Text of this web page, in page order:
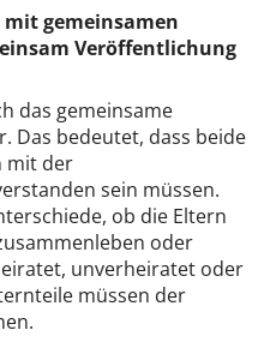
gemeinsamen
Veröffentlichung
das gemeinsame
Das bedeutet, dass beide
mit der
sein müssen.
ob die Eltern
oder
unverheiratet oder
müssen der